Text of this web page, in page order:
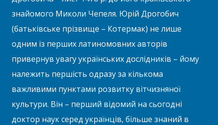
знайомого Миколи Чепеля. Юрій Дрогобич
(батьківське прізвище – Котермак) не лише
одним із перших латиномовних авторів
привернув увагу українських дослідників – йому
належить першість одразу за кількома
важливими пунктами розвитку вітчизняної
культури. Він – перший відомий на сьогодні
доктор наук серед українців, більше знаний в